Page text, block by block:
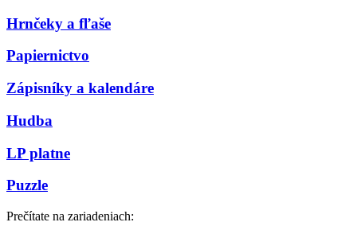
Hrnčeky a fľaše
Papiernictvo
Zápisníky a kalendáre
Hudba
LP platne
Puzzle
Prečítate na zariadeniach: